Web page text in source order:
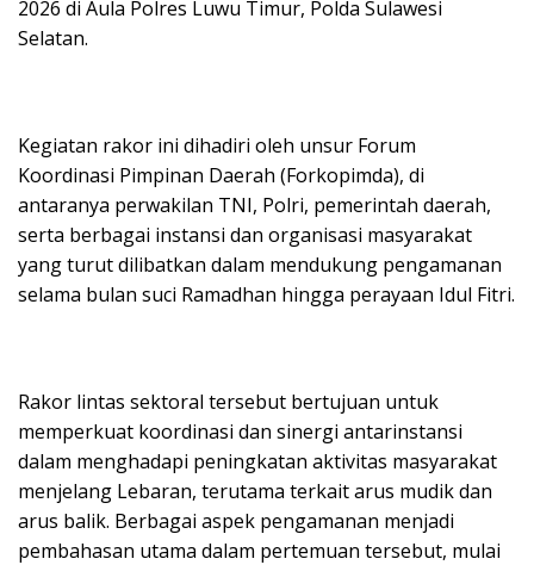
2026 di Aula Polres Luwu Timur, Polda Sulawesi
Selatan.
Kegiatan rakor ini dihadiri oleh unsur Forum
Koordinasi Pimpinan Daerah (Forkopimda), di
antaranya perwakilan TNI, Polri, pemerintah daerah,
serta berbagai instansi dan organisasi masyarakat
yang turut dilibatkan dalam mendukung pengamanan
selama bulan suci Ramadhan hingga perayaan Idul Fitri.
Rakor lintas sektoral tersebut bertujuan untuk
memperkuat koordinasi dan sinergi antarinstansi
dalam menghadapi peningkatan aktivitas masyarakat
menjelang Lebaran, terutama terkait arus mudik dan
arus balik. Berbagai aspek pengamanan menjadi
pembahasan utama dalam pertemuan tersebut, mulai